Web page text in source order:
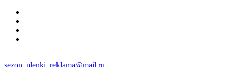
sezon_plenki_reklama@mail.ru